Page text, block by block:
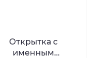
Открытка с
именным